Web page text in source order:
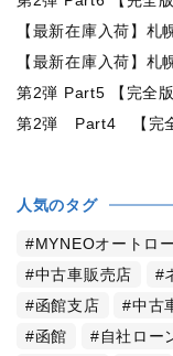
人気のタグ
MYNEOオートロ
中古車販売店
函館支店
中古
函館
自社ロー